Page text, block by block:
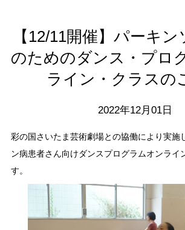
【12/11開催】パーキ
のためのダンス・プロ
ライン・クラスの
2022年12月01日
彩の国さいたま芸術劇場との協働により実施
ン病患者さん向けダンスプログラムオンライ
す。